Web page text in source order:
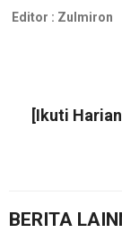
Editor : Zulmiron
[Ikuti
BERITA